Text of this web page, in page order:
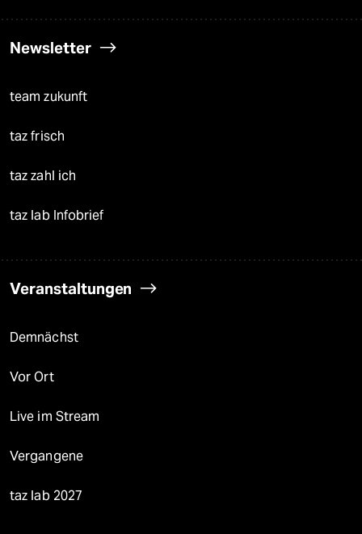
Newsletter
team zukunft
taz frisch
taz zahl ich
taz lab Infobrief
Veranstaltungen
Demnächst
Vor Ort
Live im Stream
Vergangene
taz lab 2027